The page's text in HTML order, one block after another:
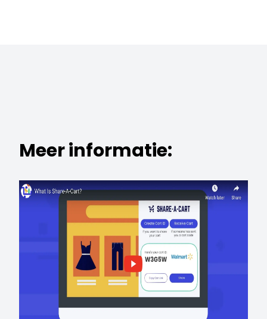
Meer informatie: